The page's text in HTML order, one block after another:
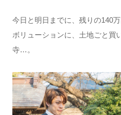
今日と明日までに、残りの140
ボリューションに、土地ごと買
寺…。